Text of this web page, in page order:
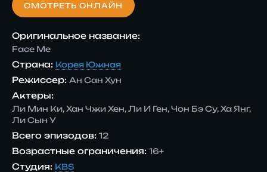
СМОТРЕТЬ ОНЛАЙН
Оригинальное название:
Face Me
Страна: Корея Южная
Режиссер: Ан Сан Хун
Актеры:
Ли Мин Ки, Хан Чжи Хен, Ли И Ген, Чон Бэ Су, Ха Янг,
Ли Сын У
Всего эпизодов: 12
Возрастные ограничения: 16+
Студия: KBS